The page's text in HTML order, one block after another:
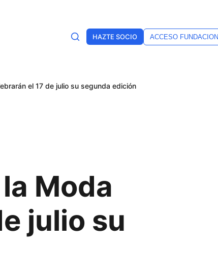
HAZTE SOCIO ACCESO
el 17 de julio su segunda edición
Moda
julio su